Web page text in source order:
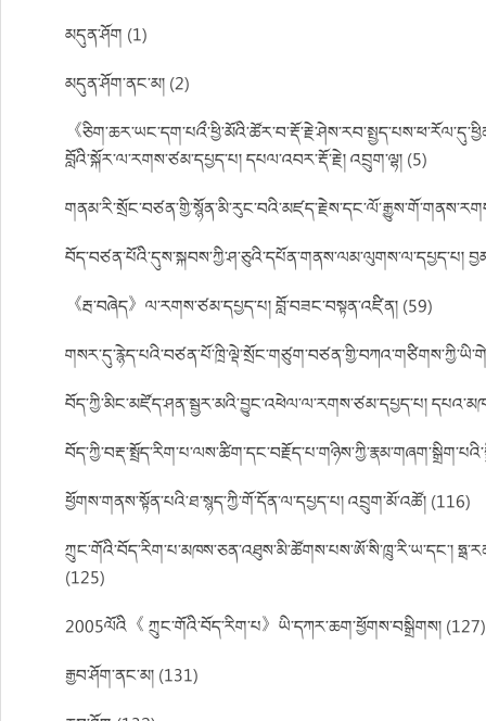
མདུན་ཤོག (1)
མདུན་ཤོག་ནང་མ། (2)
《
བློའི་སྐོར་ལ་རགས་ཙམ་དཔྱད་པ། དཔལ་འབར་རྡོ་རྗེ། འབྲུག་ལྷ། (5)
བོད་བཙན་པོའི་དུས་སྐབས་ཀྱི་ཤ་ཅུའི་དཔོན་གནས་ལམ་ལུགས་ལ་དཔྱད་པ།
《རྦ་བཞེད》ལ་རགས་ཙམ་དཔྱད་པ། བློ་བཟང་བསྟན་འཛིན། (59)
བོད་ཀྱི་མིང་མཛོད་ཤན་སྦྱར་མའི་བྱུང་འཕེལ་ལ་རགས་ཙམ་དཔྱད་པ།
ཕྱོགས་གནས་སྟོན་པའི་ཐ་སྙད་ཀྱི་གོ་དོན་ལ་དཔྱད་པ། འབྲུག་མོ་འཚོ། (116)
ཀྲུང་གོའི་བོད་རིག་པ་མཁས་ཅན་འཐུས་མི་ཚོགས་པས་ཨོ་སི་ཁྲུ་རི་ཡ་དང་།
(125)
2005ལོའི《 ཀྲུང་གོའི་བོད་རིག་པ》ཡི་དཀར་ཆག་ཕྱོགས་བསྒྲིགས། (127)
རྒྱབ་ཤོག་ནང་མ། (131)